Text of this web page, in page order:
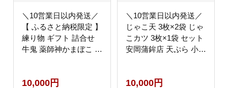
＼10営業日以内発送／
【 ふるさと納税限定 】
練り物 ギフト 詰合せ
牛鬼 薬師神かまぼこ じ
ぷら ちくわ 竹輪 蒲鉾
10,000円
＼10営業日以内発送／
じゃこ天 3枚×2袋 じゃ
こカツ 3枚×1袋 セット
安岡蒲鉾店 天ぷら 小魚
蔵 惣菜 フライ おでん
10,000円